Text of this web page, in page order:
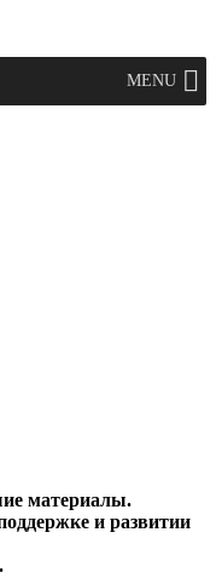
MENU
материалы.
и развитии